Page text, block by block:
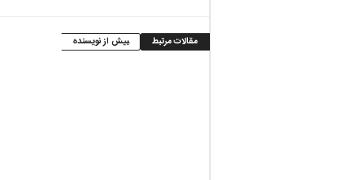
مقالات مرتبط بیش از نویسنده